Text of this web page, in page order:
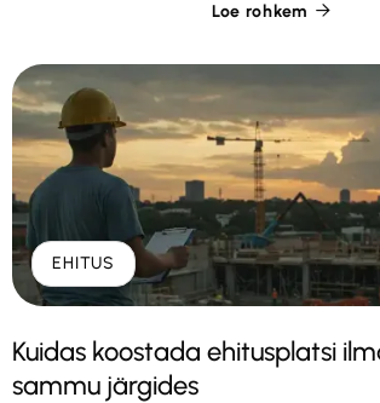
Loe rohkem 
EHITUS
Kuidas koostada ehitusplatsi
sammu järgides